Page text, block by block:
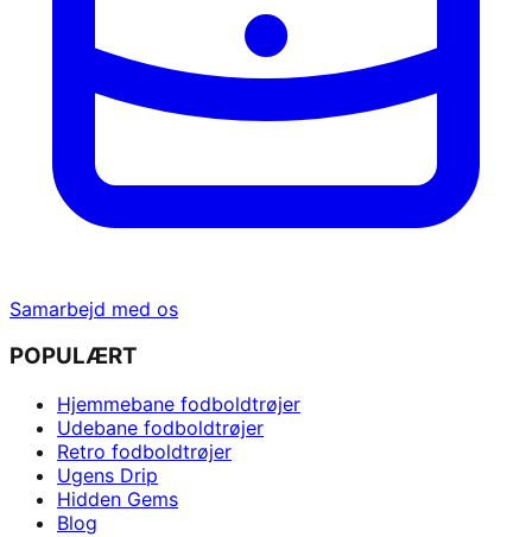
Samarbejd med os
POPULÆRT
Hjemmebane fodboldtrøjer
Udebane fodboldtrøjer
Retro fodboldtrøjer
Ugens Drip
Hidden Gems
Blog